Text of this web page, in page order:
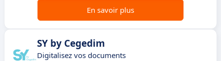
En savoir plus
SY by Cegedim
Digitalisez vos documents